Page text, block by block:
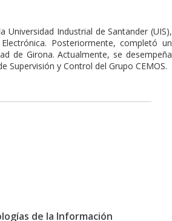
Industrial de Santander (UIS),
Posteriormente, completó un
de Girona. Actualmente, se desempeña
Supervisión y Control del Grupo CEMOS.
de la Información